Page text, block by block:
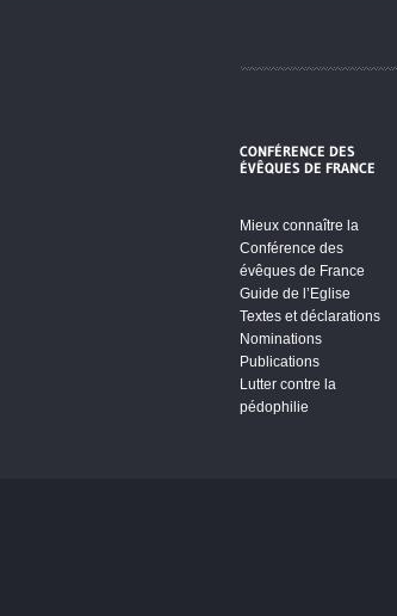
CONFÉRENCE DES
ÉVÊQUES DE FRANCE
Mieux connaître la
Conférence des
évêques de France
Guide de l’Eglise
Textes et déclarations
Nominations
Publications
Lutter contre la
pédophilie